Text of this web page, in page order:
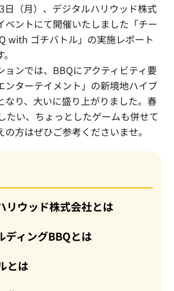
日（月）、デジタルハリウッド株式
ベントにて開催いたしました「チー
with ゴチバトル」の実施レポート
ョンでは、BBQにアクティビティ要
ターテイメント」の新境地ハイブ
なり、大いに盛り上がりました。春
たい、ちょっとしたゲームも併せて
方はぜひご参考くださいませ。
リウッド株式会社とは
ディングBBQとは
とは